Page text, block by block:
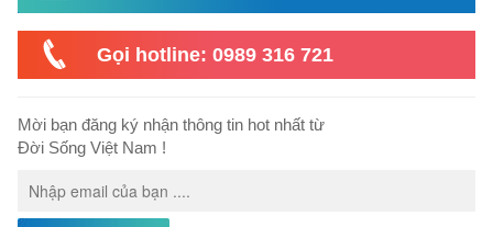
Gọi hotline: 0989 316 721
Mời bạn đăng ký nhận thông tin hot nhất từ
Đời Sống Việt Nam !